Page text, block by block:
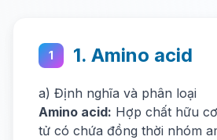
1 1. Amino acid
a) Định nghĩa và phân loại
Amino acid: Hợp chất hữu
tử có chứa đồng thời nhóm